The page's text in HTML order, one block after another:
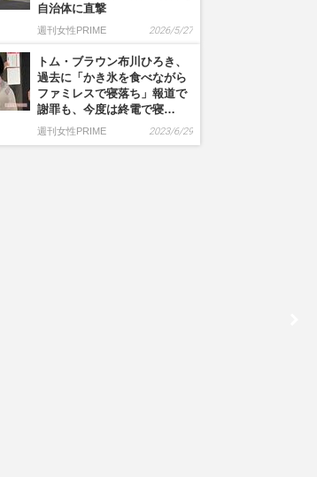
自治体に直撃
週刊女性PRIME 2026/5/27
トム・ブラウン布川ひろき、
過去に「かき氷を食べながら
ファミレスで寝落ち」報道で
謝罪も、今度は終電で寝…
週刊女性PRIME 2023/6/29